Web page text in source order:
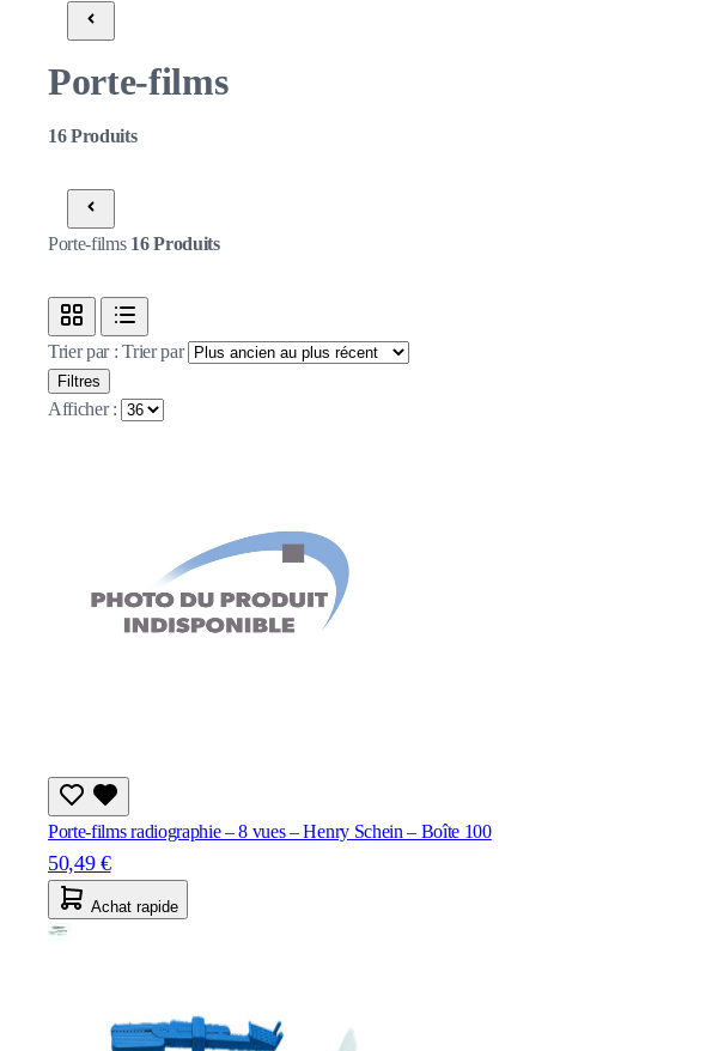
Porte-films
16Produits
Porte-films 16Produits
Trier par :Trier par
Filtres
Afficher :
Porte-films radiographie – 8 vues – Henry Schein – Boîte 100
50,49 €
Achat rapide